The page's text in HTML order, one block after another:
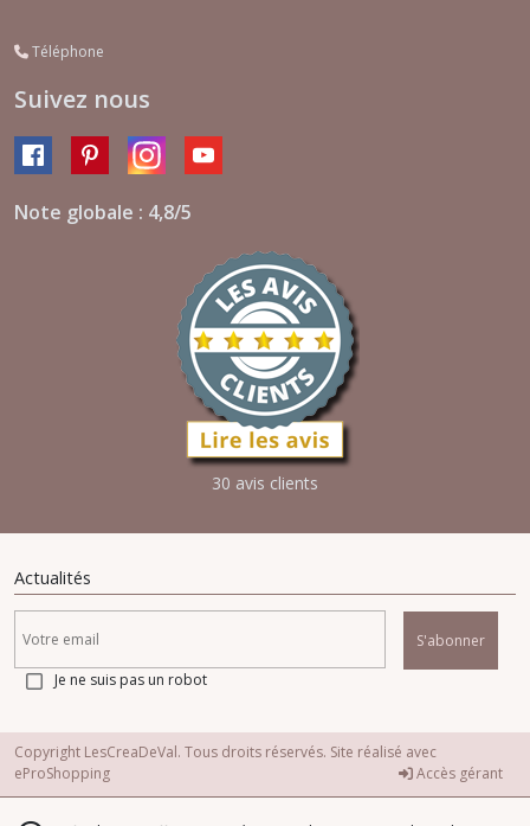
Téléphone
Suivez nous
Note globale : 4,8/5
30 avis clients
Actualités
S'abonner
Je ne suis pas un robot
Copyright LesCreaDeVal. Tous droits réservés. Site réalisé avec
eProShopping
Accès gérant